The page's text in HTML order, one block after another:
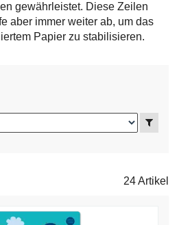
gewährleistet. Diese Zeilen
aber immer weiter ab, um das
Papier zu stabilisieren.
24 Artikel